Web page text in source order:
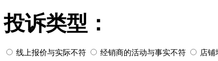
投诉类型：
线上报价与实际不符 经销商的活动与事实不符 店铺